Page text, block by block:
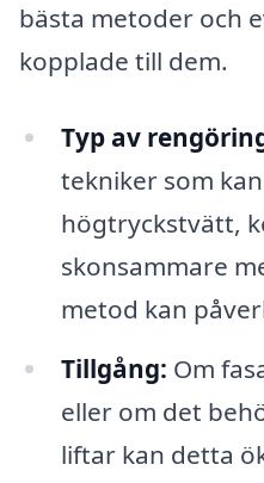
bästa metoder och
kopplade till dem.
Typ av
tekniker som
högtryckstvätt,
skonsammare
metod kan
Tillgång: Om
eller om det
liftar kan detta